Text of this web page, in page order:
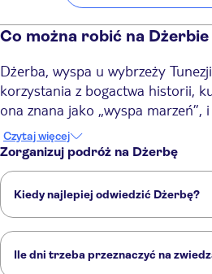
Co można robić na Dżerbie
Dżerba, wyspa u wybrzeży
korzystania z bogactwa historii,
ona znana jako „wyspa marzeń”,
odwiedzających piaszczystymi
lazurowymi wodami. Stolica
pełna tradycyjnych targowisk i
Wycieczki do południowej
gwarantują niesamowite wrażenia.
Oto sześć najciekawszych
1. Odkrywanie południowej
Czytaj więcej
Zorganizuj podróż na Dżerbę
Kiedy najlepiej odwiedzić Dżerbę?
warunki do plażowania i aktywności na
Ile dni trzeba przeznaczyć na